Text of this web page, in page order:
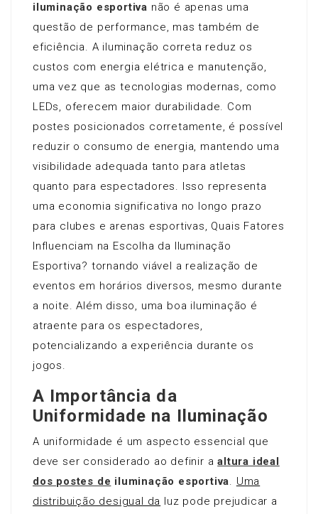
iluminação esportiva não é apenas uma
questão de performance, mas também de
eficiência. A iluminação correta reduz os
custos com energia elétrica e manutenção,
uma vez que as tecnologias modernas, como
LEDs, oferecem maior durabilidade. Com
postes posicionados corretamente, é possível
reduzir o consumo de energia, mantendo uma
visibilidade adequada tanto para atletas
quanto para espectadores. Isso representa
uma economia significativa no longo prazo
para clubes e arenas esportivas, Quais Fatores
Influenciam na Escolha da Iluminação
Esportiva? tornando viável a realização de
eventos em horários diversos, mesmo durante
a noite. Além disso, uma boa iluminação é
atraente para os espectadores,
potencializando a experiência durante os
jogos.
A Importância da
Uniformidade na Iluminação
A uniformidade é um aspecto essencial que
deve ser considerado ao definir aaltura ideal
dos postes de iluminação esportiva. Uma
distribuição desigual da
luz pode prejudicar a